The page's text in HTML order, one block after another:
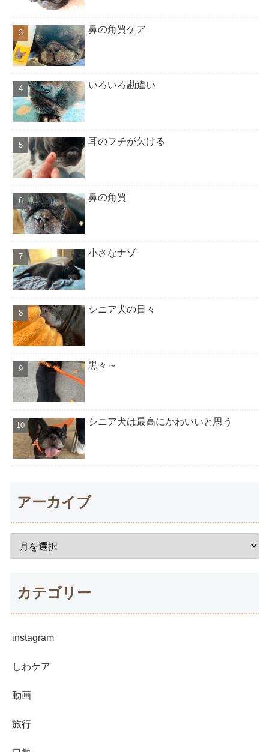
鼻の角質ケア
いろいろ勘違い
耳のフチが欠ける
鼻の角質
小さなナゾ
シニア犬の日々
黒々～
シニア犬は最高にかわいいと思う
アーカイブ
カテゴリー
instagram
しわケア
動画
旅行